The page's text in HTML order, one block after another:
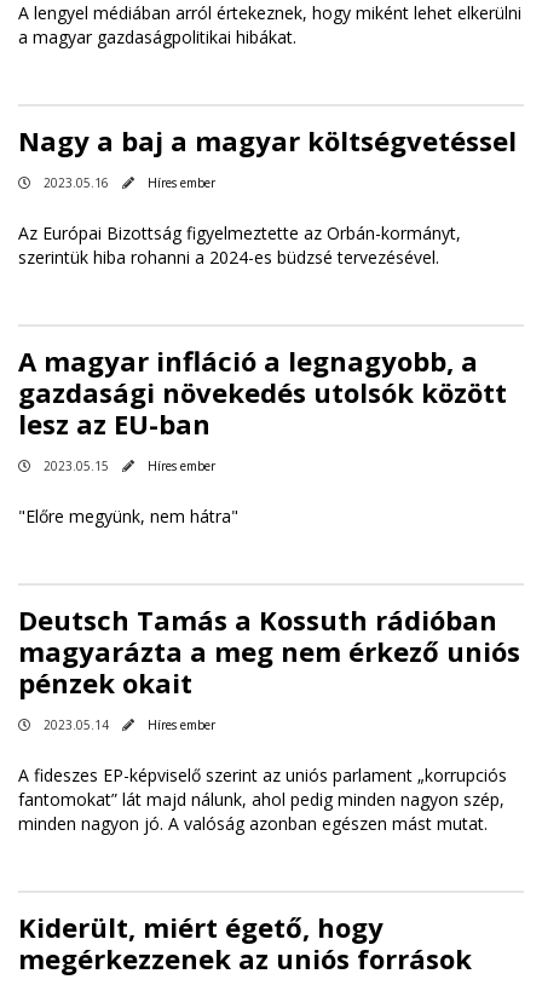
A lengyel médiában arról értekeznek, hogy miként lehet elkerülni
a magyar gazdaságpolitikai hibákat.
Nagy a baj a magyar költségvetéssel
2023.05.16 Híres ember
Az Európai Bizottság figyelmeztette az Orbán-kormányt,
szerintük hiba rohanni a 2024-es büdzsé tervezésével.
A magyar infláció a legnagyobb, a
gazdasági növekedés utolsók között
lesz az EU-ban
2023.05.15 Híres ember
"Előre megyünk, nem hátra"
Deutsch Tamás a Kossuth rádióban
magyarázta a meg nem érkező uniós
pénzek okait
2023.05.14 Híres ember
A fideszes EP-képviselő szerint az uniós parlament „korrupciós
fantomokat” lát majd nálunk, ahol pedig minden nagyon szép,
minden nagyon jó. A valóság azonban egészen mást mutat.
Kiderült, miért égető, hogy
megérkezzenek az uniós források